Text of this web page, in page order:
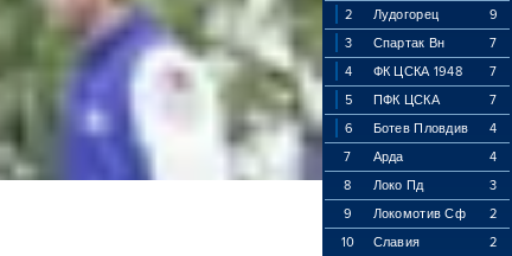
2 Лудогорец
9
3
Спартак Вн
7
4
ФК ЦСКА 1948
7
5
ПФК ЦСКА
7
6
Ботев Пловдив
4
7
Арда
4
8
Локо Пд
3
9
Локомотив Сф
2
10
Славия 2